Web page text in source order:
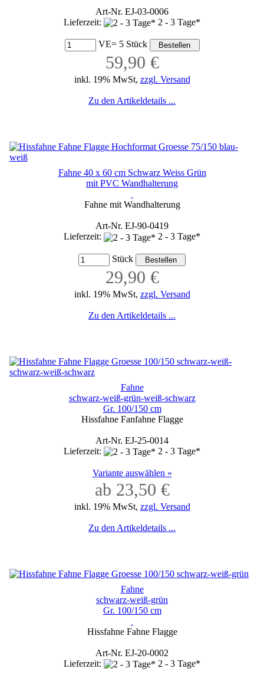
Art-Nr. EJ-03-0006
Lieferzeit:
2 - 3 Tage*
VE= 5 Stück
59,90 €
inkl. 19% MwSt, zzgl. Versand
Zu den Artikeldetails ...
Fahne 40 x 60 cm Schwarz Weiss Grün
mit PVC Wandhalterung
Fahne mit Wandhalterung
Art-Nr. EJ-90-0419
Lieferzeit:
2 - 3 Tage*
Stück
29,90 €
inkl. 19% MwSt, zzgl. Versand
Zu den Artikeldetails ...
Fahne
schwarz-weiß-grün-weiß-schwarz
Gr. 100/150 cm
Hissfahne Fanfahne Flagge
Art-Nr. EJ-25-0014
Lieferzeit:
2 - 3 Tage*
Variante auswählen »
ab 23,50 €
inkl. 19% MwSt, zzgl. Versand
Zu den Artikeldetails ...
Fahne
schwarz-weiß-grün
Gr. 100/150 cm
Hissfahne Fahne Flagge
Art-Nr. EJ-20-0002
Lieferzeit:
2 - 3 Tage*